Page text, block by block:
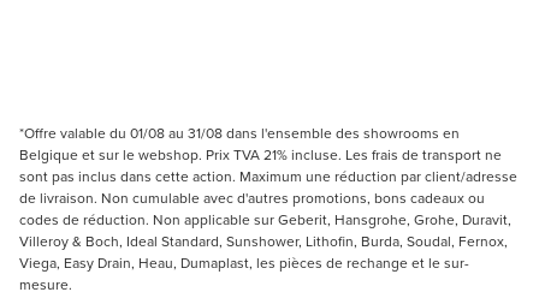
*Offre valable du 01/08 au 31/08 dans l'ensemble des showrooms en
Belgique et sur le webshop. Prix TVA 21% incluse. Les frais de transport ne
sont pas inclus dans cette action. Maximum une réduction par client/adresse
de livraison. Non cumulable avec d'autres promotions, bons cadeaux ou
codes de réduction. Non applicable sur Geberit, Hansgrohe, Grohe, Duravit,
Villeroy & Boch, Ideal Standard, Sunshower, Lithofin, Burda, Soudal, Fernox,
Viega, Easy Drain, Heau, Dumaplast, les pièces de rechange et le sur-
mesure.